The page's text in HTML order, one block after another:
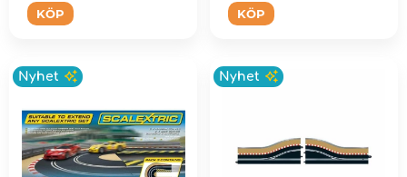
KÖP KÖP
Nyhet Nyhet